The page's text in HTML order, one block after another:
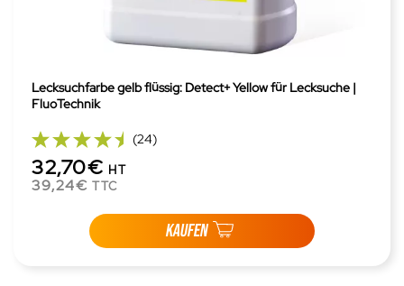
Lecksuchfarbe gelb flüssig: Detect+ Yellow für Lecksuche |
FluoTechnik
(24)
32,70€ HT
39,24€ TTC
KAUFEN